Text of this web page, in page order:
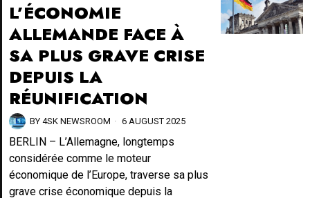
L’ÉCONOMIE
ALLEMANDE FACE À
SA PLUS GRAVE CRISE
DEPUIS LA
RÉUNIFICATION
BY 4SK NEWSROOM 6 AUGUST 2025
BERLIN – L’Allemagne, longtemps
considérée comme le moteur
économique de l’Europe, traverse sa plus
grave crise économique depuis la